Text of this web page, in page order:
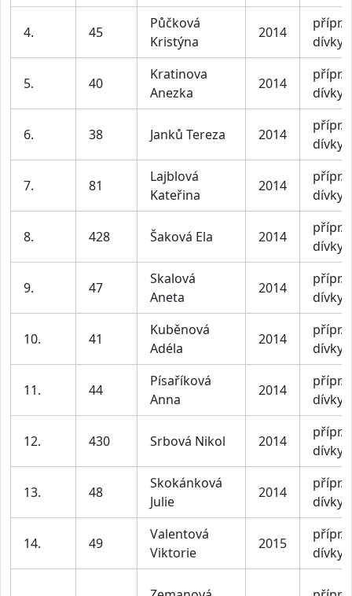
4. 45
Půčková
Kristýna
2014
přípr.
dívky
5. 40
Kratinova
Anezka
2014
přípr.
dívky
6. 38 Janků Tereza 2014
přípr.
dívky
7. 81
Lajblová
Kateřina
2014
přípr.
dívky
8. 428 Šaková Ela 2014
přípr.
dívky
9. 47
Skalová
Aneta
2014
přípr.
dívky
10. 41
Kuběnová
Adéla
2014
přípr.
dívky
11. 44
Písaříková
Anna
2014
přípr.
dívky
12. 430 Srbová Nikol 2014
přípr.
dívky
13. 48
Skokánková
Julie
2014
přípr.
dívky
14. 49
Valentová
Viktorie
2015
přípr.
dívky